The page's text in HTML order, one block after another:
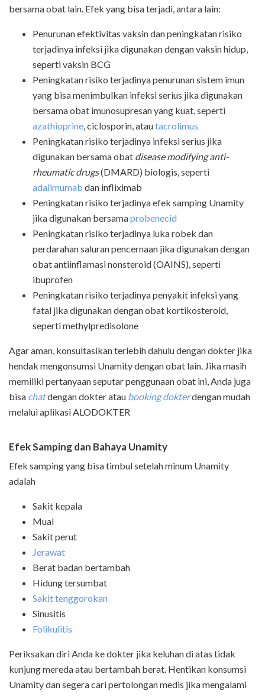
bersama obat lain. Efek yang bisa terjadi, antara lain:
Penurunan efektivitas vaksin dan peningkatan risiko
terjadinya infeksi jika digunakan dengan vaksin hidup,
seperti vaksin BCG
Peningkatan risiko terjadinya penurunan sistem imun
yang bisa menimbulkan infeksi serius jika digunakan
bersama obat imunosupresan yang kuat, seperti
azathioprine, ciclosporin, atautacrolimus
Peningkatan risiko terjadinya infeksi serius jika
digunakan bersama obat disease modifying anti-
rheumatic drugs(DMARD) biologis, seperti
adalimumab dan infliximab
Peningkatan risiko terjadinya efek samping Unamity
jika digunakan bersamaprobenecid
Peningkatan risiko terjadinya luka robek dan
perdarahan saluran pencernaan jika digunakan dengan
obat antiinflamasi nonsteroid (OAINS), seperti
ibuprofen
Peningkatan risiko terjadinya penyakit infeksi yang
fatal jika digunakan dengan obat kortikosteroid,
seperti methylpredisolone
Agar aman, konsultasikan terlebih dahulu dengan dokter jika
hendak mengonsumsi Unamity dengan obat lain. Jika masih
memiliki pertanyaan seputar penggunaan obat ini, Anda juga
bisa chatdengan dokter atau booking dokterdengan mudah
melalui aplikasi ALODOKTER
Efek Samping dan Bahaya Unamity
Efek samping yang bisa timbul setelah minum Unamity
adalah
Sakit kepala
Mual
Sakit perut
Jerawat
Berat badan bertambah
Hidung tersumbat
Sakit tenggorokan
Sinusitis
Folikulitis
Periksakan diri Anda ke dokter jika keluhan di atas tidak
kunjung mereda atau bertambah berat. Hentikan konsumsi
Unamity dan segera cari pertolongan medis jika mengalami